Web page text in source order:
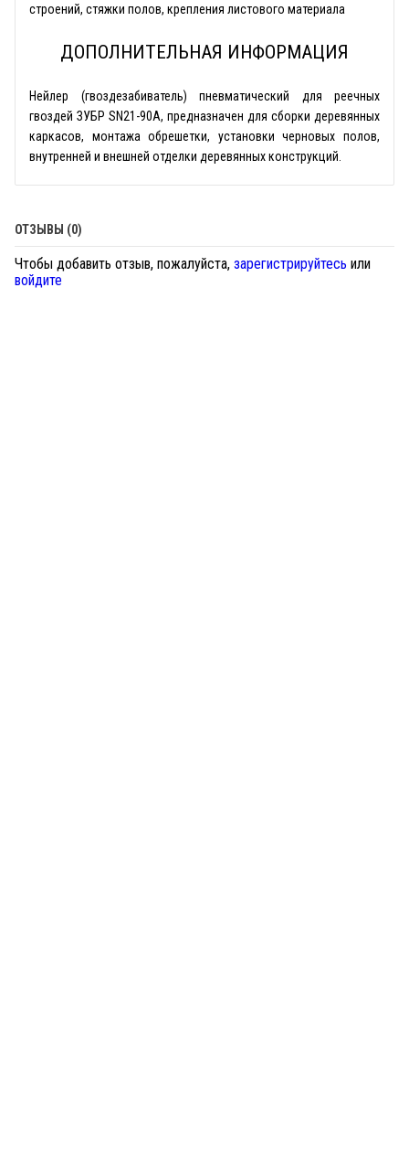
строений, стяжки полов, крепления листового материала
ДОПОЛНИТЕЛЬНАЯ ИНФОРМАЦИЯ
Нейлер (гвоздезабиватель) пневматический для реечных
гвоздей ЗУБР SN21-90A, предназначен для cборки деревянных
каркасов, монтажа обрешетки, установки черновых полов,
внутренней и внешней отделки деревянных конструкций.
ОТЗЫВЫ (0)
Чтобы добавить отзыв, пожалуйста, зарегистрируйтесь или
войдите